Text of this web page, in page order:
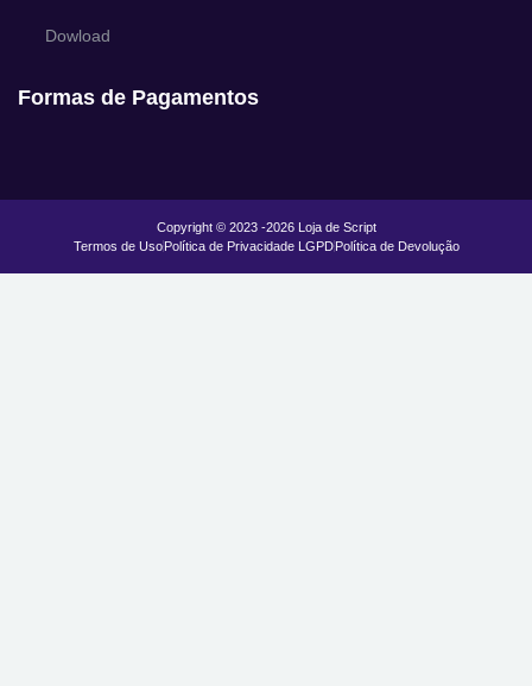
Dowload
Formas de Pagamentos
Copyright © 2023 -2026 Loja de Script
Termos de Uso Política de Privacidade LGPD Política de Devolução